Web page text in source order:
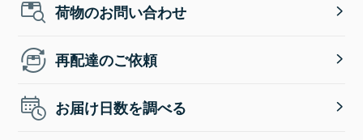
荷物のお問い合わせ
再配達のご依頼
お届け日数を調べる